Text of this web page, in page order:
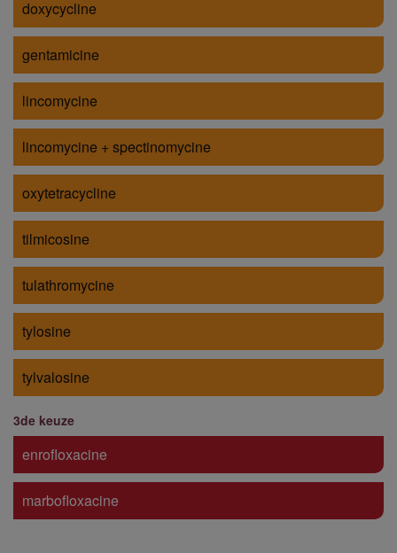
doxycycline
gentamicine
lincomycine
lincomycine + spectinomycine
oxytetracycline
tilmicosine
tulathromycine
tylosine
tylvalosine
3de keuze
enrofloxacine
marbofloxacine